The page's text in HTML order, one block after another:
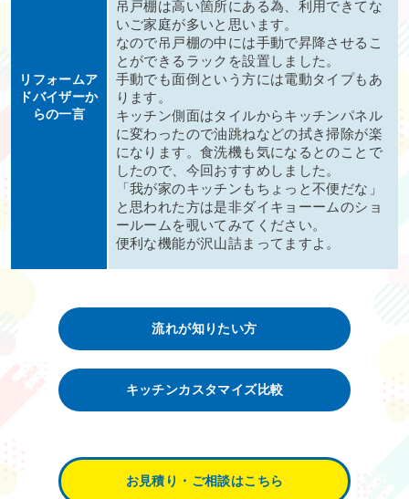
リフォームア
ドバイザーか
らの一言
吊戸棚は高い箇所にある為、利用できてな
いご家庭が多いと思います。
なので吊戸棚の中には手動で昇降させるこ
とができるラックを設置しました。
手動でも面倒という方には電動タイプもあ
ります。
キッチン側面はタイルからキッチンパネル
に変わったので油跳ねなどの拭き掃除が楽
になります。食洗機も気になるとのことで
したので、今回おすすめしました。
「我が家のキッチンもちょっと不便だな」
と思われた方は是非ダイキョーームのショ
ールームを覗いてみてください。
便利な機能が沢山詰まってますよ。
流れが知りたい方
キッチンカスタマイズ比較
お見積り・ご相談はこちら